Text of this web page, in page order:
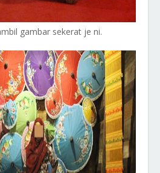
gambar sekerat je ni.